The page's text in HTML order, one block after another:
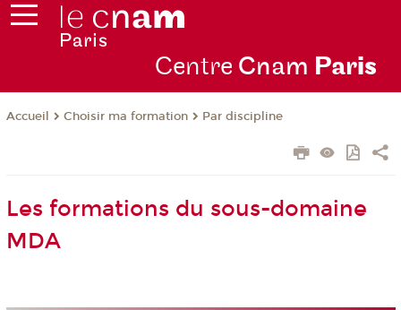
Centre Cnam Paris
Accueil Choisir ma formation Par discipline
Les formations du sous-domaine
MDA